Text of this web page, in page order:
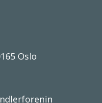
Oslo